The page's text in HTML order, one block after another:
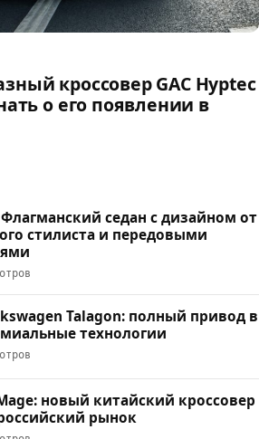
кроссовер GAC Hyptec
о его появлении в
Флагманский седан с дизайном от
стилиста и передовыми
Talagon: полный привод в
технологии
новый китайский кроссовер
рынок